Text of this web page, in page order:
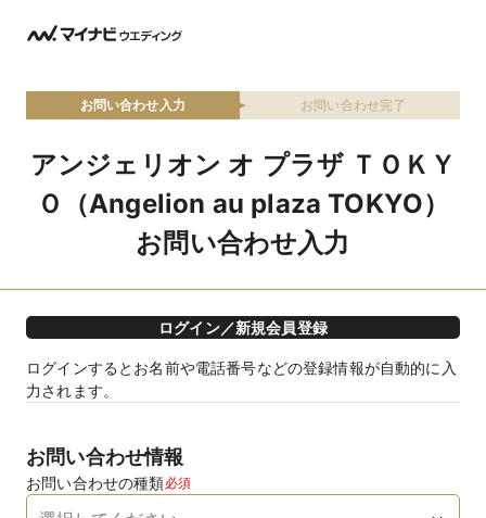
お問い合わせ入力 お問い合わせ完了
アンジェリオン オ プラザ ＴＯＫＹ
Ｏ（Angelion au plaza TOKYO）
お問い合わせ入力
ログイン／新規会員登録
ログインするとお名前や電話番号などの登録情報が自動的に入
力されます。
お問い合わせ情報
お問い合わせの種類必須